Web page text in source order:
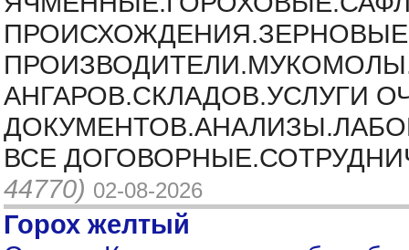
АНГАРОВ.СКЛАДОВ.УСЛУГИ
ВСЕ
44770) 02-08-2026
Горох желтый